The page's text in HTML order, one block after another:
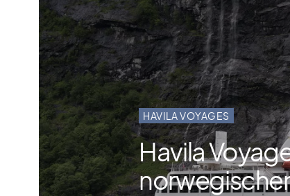
HAVILA VOYAGES
Havila